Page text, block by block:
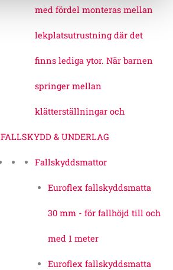
med fördel monteras mellan
lekplatsutrustning där det
finns lediga ytor. När barnen
springer mellan
klätterställningar och
FALLSKYDD & UNDERLAG
Fallskyddsmattor
Euroflex fallskyddsmatta
30 mm - för fallhöjd till och
med 1 meter
Euroflex fallskyddsmatta